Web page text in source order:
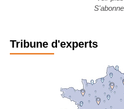
Voir plus
Tribune d'experts